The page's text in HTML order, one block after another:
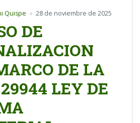
Quispe 28 de noviembre de 2025
DE
DE LA
LEY DE